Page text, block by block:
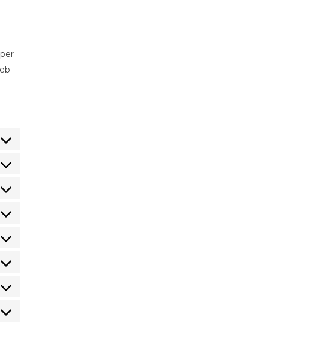
to service google-fonts
to service youtube
to service complianz
to service wordpress
to service google-analytics
to service sourcebuster-js
to service mixpanel
to service varie